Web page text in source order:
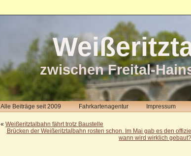
zwischen Freital-
Alle Beiträge seit 2009 Fahrkartenagentur Impressum
« Weißeritztalbahn fährt trotz Baustelle
Brücken der Weißeritztalbahn rosten schon. Im Mai gab es den
wann wird wirklich gebaut?